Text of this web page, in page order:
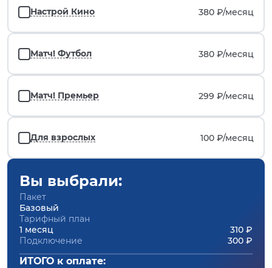
Настрой Кино 380 ₽/месяц
Матч! Футбол 380 ₽/месяц
Матч! Премьер 299 ₽/месяц
Для взрослых 100 ₽/месяц
Вы выбрали:
Пакет
Базовый
Тарифный план
1 месяц
310 ₽
Подключение
300 ₽
ИТОГО к оплате: